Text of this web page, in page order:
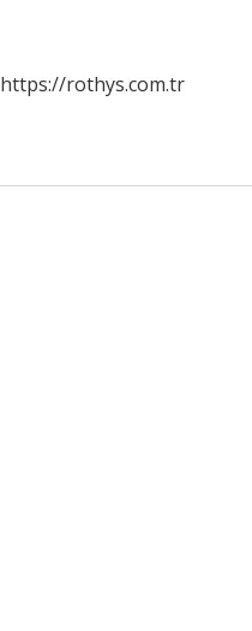
https://rothys.com.tr